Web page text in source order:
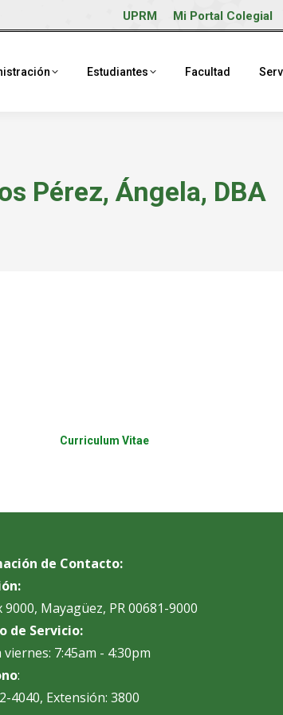
UPRM Mi Portal Colegial
Estudiantes Facultad
Pérez, Ángela, DBA
Curriculum Vitae
de Contacto:
9000, Mayagüez, PR 00681-9000
de Servicio:
viernes: 7:45am - 4:30pm
:
4040, Extensión: 3800